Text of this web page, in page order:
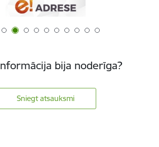
bija noderīga?
Sniegt atsauksmi